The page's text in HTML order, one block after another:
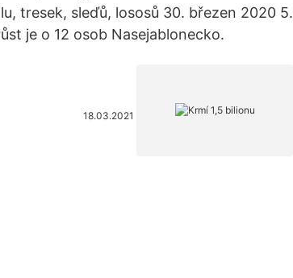
tresek, sleďů, lososů 30. březen 2020 5.
je o 12 osob Nasejablonecko.
18.03.2021